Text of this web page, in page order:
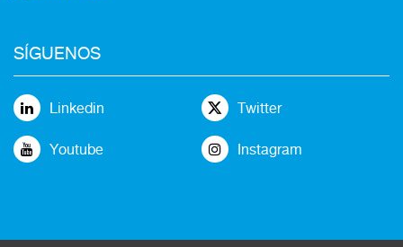
SÍGUENOS
Linkedin Twitter
Youtube Instagram